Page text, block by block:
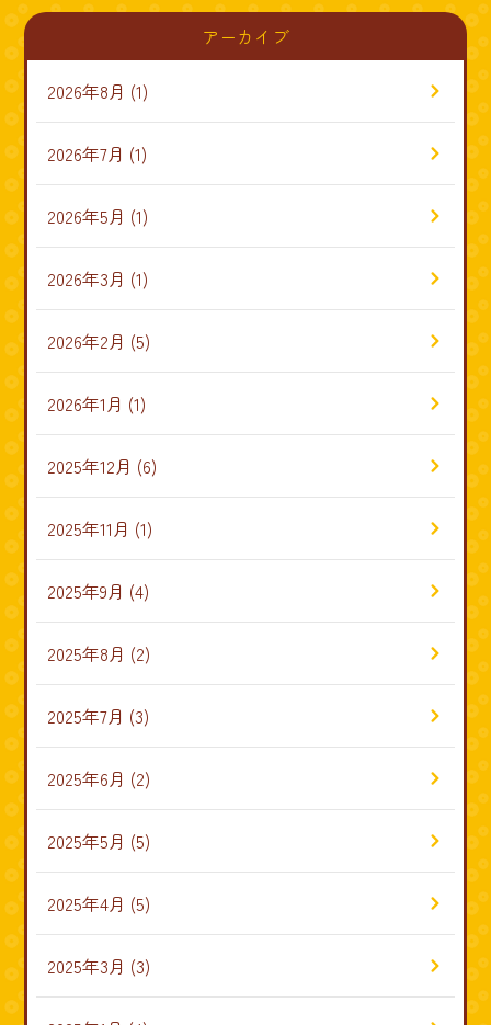
アーカイブ
2026年8月 (1)
2026年7月 (1)
2026年5月 (1)
2026年3月 (1)
2026年2月 (5)
2026年1月 (1)
2025年12月 (6)
2025年11月 (1)
2025年9月 (4)
2025年8月 (2)
2025年7月 (3)
2025年6月 (2)
2025年5月 (5)
2025年4月 (5)
2025年3月 (3)